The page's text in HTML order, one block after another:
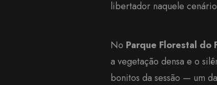
libertador naquele
No Parque Florestal do
a vegetação densa e o
bonitos da sessão — um